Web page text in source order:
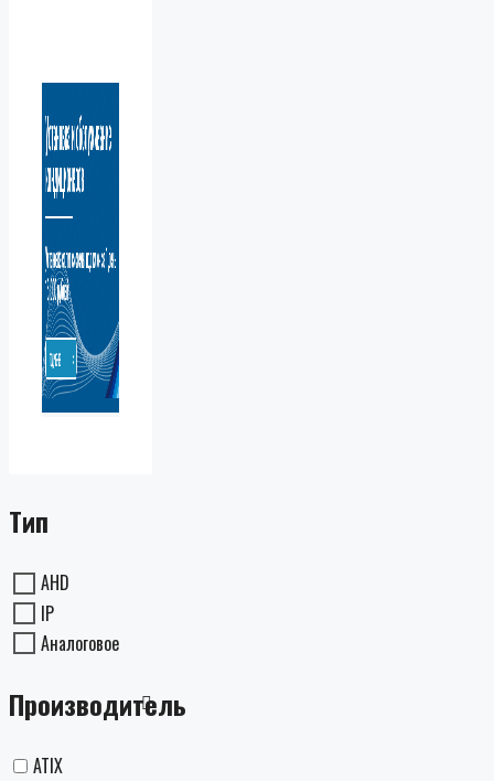
Тип
AHD
IP
Аналоговое
Производитель
ATIX